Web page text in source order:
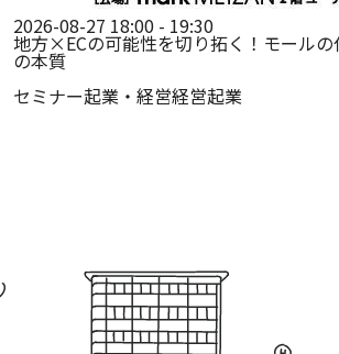
2026-08-27 18:00 - 19:30
地方×ECの可能性を切り拓く！モール
の本質
セミナー起業・経営経営起業